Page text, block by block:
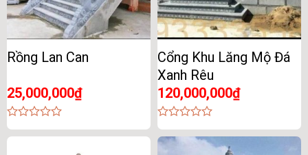
Rồng Lan Can
25,000,000₫
0
out
Cổng Khu Lăng Mộ Đá
Xanh Rêu
120,000,000₫
0
out
of